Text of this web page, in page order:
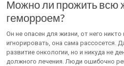
Можно ли прожить всю
геморроем?
Он не опасен для жизни, от него
игнорировать, она сама рассосется.
развитие онкологии, но и никуда не
должного лечения. Люди ошибочно